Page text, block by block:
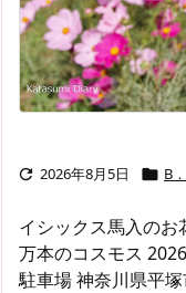
 2026年8月5日  B
イシックス馬入の
万本のコスモス
駐車場 神奈川県平